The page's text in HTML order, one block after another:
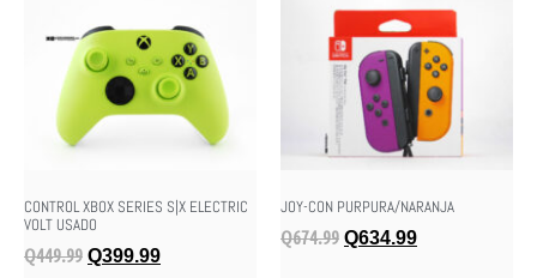
CONTROL XBOX SERIES S|X ELECTRIC
VOLT USADO
Q449.99 Q399.99
JOY-CON PURPURA/NARANJA
Q674.99 Q634.99